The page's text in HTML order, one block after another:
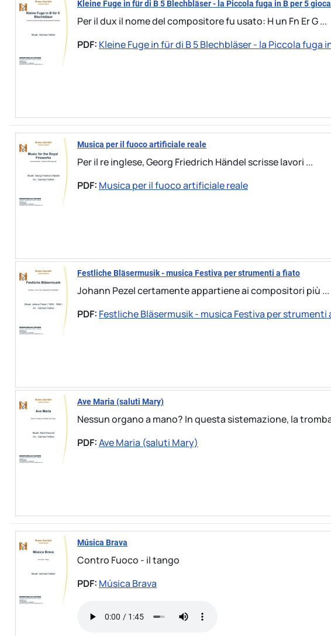
Kleine Fuge in für di B 5 Blechbläser - la Piccola fuga in B per 5
Per il dux il nome del compositore fu usato: H un Fn Er G ...
PDF: Kleine Fuge in für di B 5 Blechbläser - la Piccola fuga
Musica per il fuoco artificiale reale
Per il re inglese, Georg Friedrich Händel scrisse lavori ...
PDF: Musica per il fuoco artificiale reale
Festliche Bläsermusik - musica Festiva per strumenti a fiato
Johann Pezel certamente appartiene ai compositori più ...
PDF: Festliche Bläsermusik - musica Festiva per strumenti
Ave Maria (saluti Mary)
Nessun organo a mano? In questa sistemazione, la
PDF:Ave Maria (saluti Mary)
Música Brava
Contro Fuoco - il tango
PDF: Música Brava